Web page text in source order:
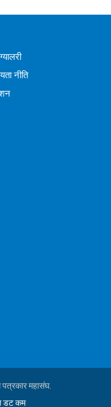
नीति
महासंघ.
डट कम